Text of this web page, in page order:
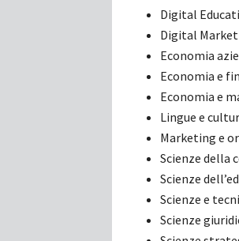
Digital
Digital
Economia
Economia e
Economia e
Lingue e
Marketing e
Scienze della
Scienze
Scienze e
Scienze